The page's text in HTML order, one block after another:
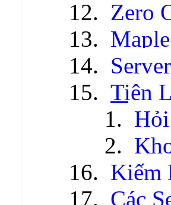
Zero
Tiên
Kiếm
Các